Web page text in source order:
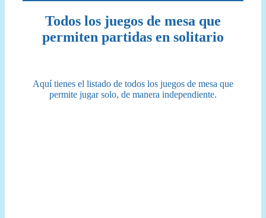
Todos los juegos de mesa que
permiten partidas en solitario
Aquí tienes el listado de todos los juegos de mesa que
permite jugar solo, de manera independiente.